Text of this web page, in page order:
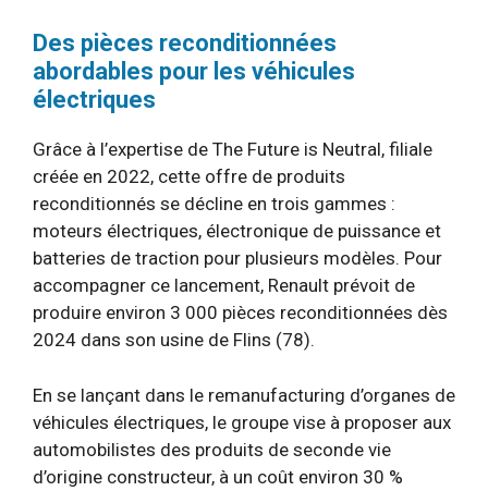
Des pièces reconditionnées
abordables pour les véhicules
électriques
Grâce à l’expertise de The Future is Neutral, filiale
créée en 2022, cette offre de produits
reconditionnés se décline en trois gammes :
moteurs électriques, électronique de puissance et
batteries de traction pour plusieurs modèles. Pour
accompagner ce lancement, Renault prévoit de
produire environ 3 000 pièces reconditionnées dès
2024 dans son usine de Flins (78).
En se lançant dans le remanufacturing d’organes de
véhicules électriques, le groupe vise à proposer aux
automobilistes des produits de seconde vie
d’origine constructeur, à un coût environ 30 %